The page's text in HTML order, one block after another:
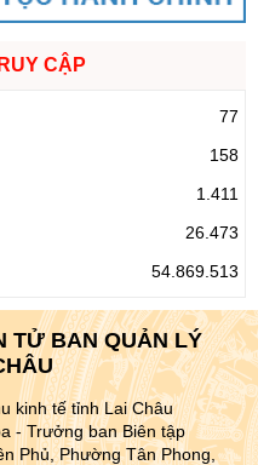
CẬP
77
158
1.411
26.473
54.869.513
TỬ BAN QUẢN LÝ
kinh tế tỉnh Lai Châu
- Trưởng ban Biên tập
Phủ, Phường Tân Phong,